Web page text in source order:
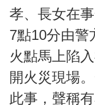
孝、長女在
7點10分由警
火點馬上陷
開火災現場
此事，聲稱